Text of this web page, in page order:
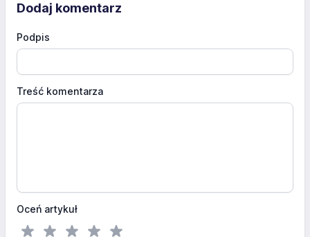
Dodaj komentarz
Podpis
Treść komentarza
Oceń artykuł